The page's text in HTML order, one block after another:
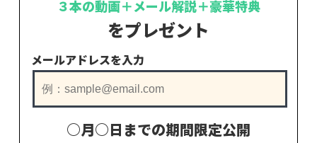
３本の動画＋メール解説＋豪華特典
をプレゼント
メールアドレスを入力
○月○日までの期間限定公開